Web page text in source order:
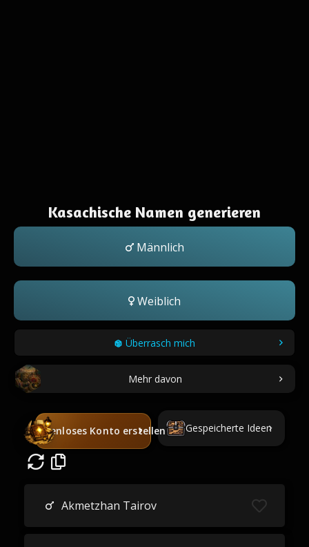
Kasachische Namen generieren
Männlich
Weiblich
Überrasch mich
Mehr davon
Kostenloses Konto erstellen Gespeicherte Ideen
Akmetzhan Tairov